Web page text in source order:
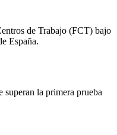
de Trabajo (FCT) bajo
España.
superan la primera prueba